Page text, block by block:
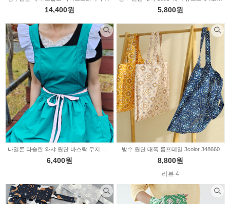
14,400원 5,800원
6,400원
방수 원단 대폭 롬프테일 3color 348660
8,800원
리뷰 4